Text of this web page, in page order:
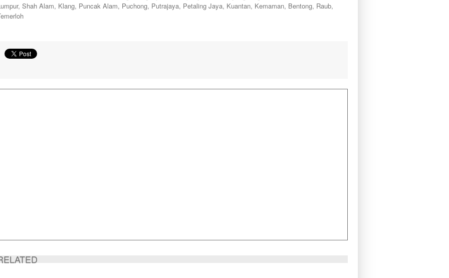
Shah Alam, Klang, Puncak Alam, Puchong, Putrajaya, Petaling Jaya, Kuantan, Kemaman, Bentong, Raub,